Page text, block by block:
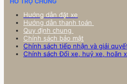
Hướng dẫn đặt xe
Hướng dẫn thanh toán
Quy định chung
Chính sách bảo mật
Chính sách tiếp nhận và giải
Chính sách Đổi xe, huỷ xe, hoãn